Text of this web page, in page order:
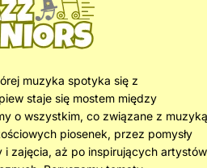
muzyka spotyka się z
staje się mostem między
o wszystkim, co związane z muzyką
piosenek, przez pomysły
i zajęcia, aż po inspirujących artystów